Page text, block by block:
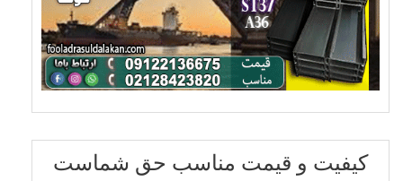
کیفیت و قیمت مناسب حق شماست